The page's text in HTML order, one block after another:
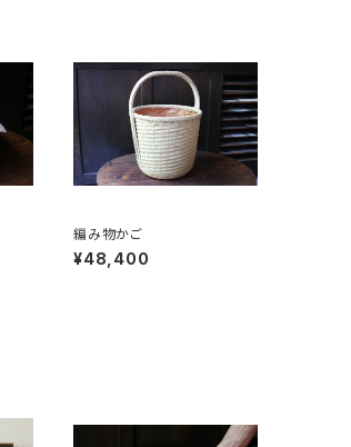
編み物かご
¥48,400